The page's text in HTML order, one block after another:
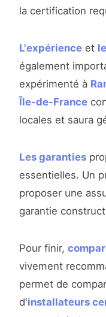
la certification
L'expérience et
également
expérimenté à
Île-de-France
locales et saura
Les garanties
essentielles. Un
proposer une
garantie
Pour finir,
vivement
permet de
d'installateurs